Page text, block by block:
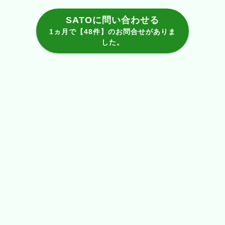
SATOに問い合わせる
1ヵ月で【48件】のお問合せがありま
した。